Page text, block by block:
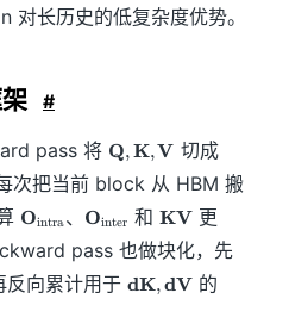
长历史的低复杂度优势。
#
pass 将 \
m
a
t
b
f
Q,K,V 切成T
n
B
次把当前 block 从 HBM 搬
\
a
t
Ointra、 \
a
t
Ointer 和 \
a
t
KV 更
pass 也做块化，先
反向累计用于 \
dK,dV的